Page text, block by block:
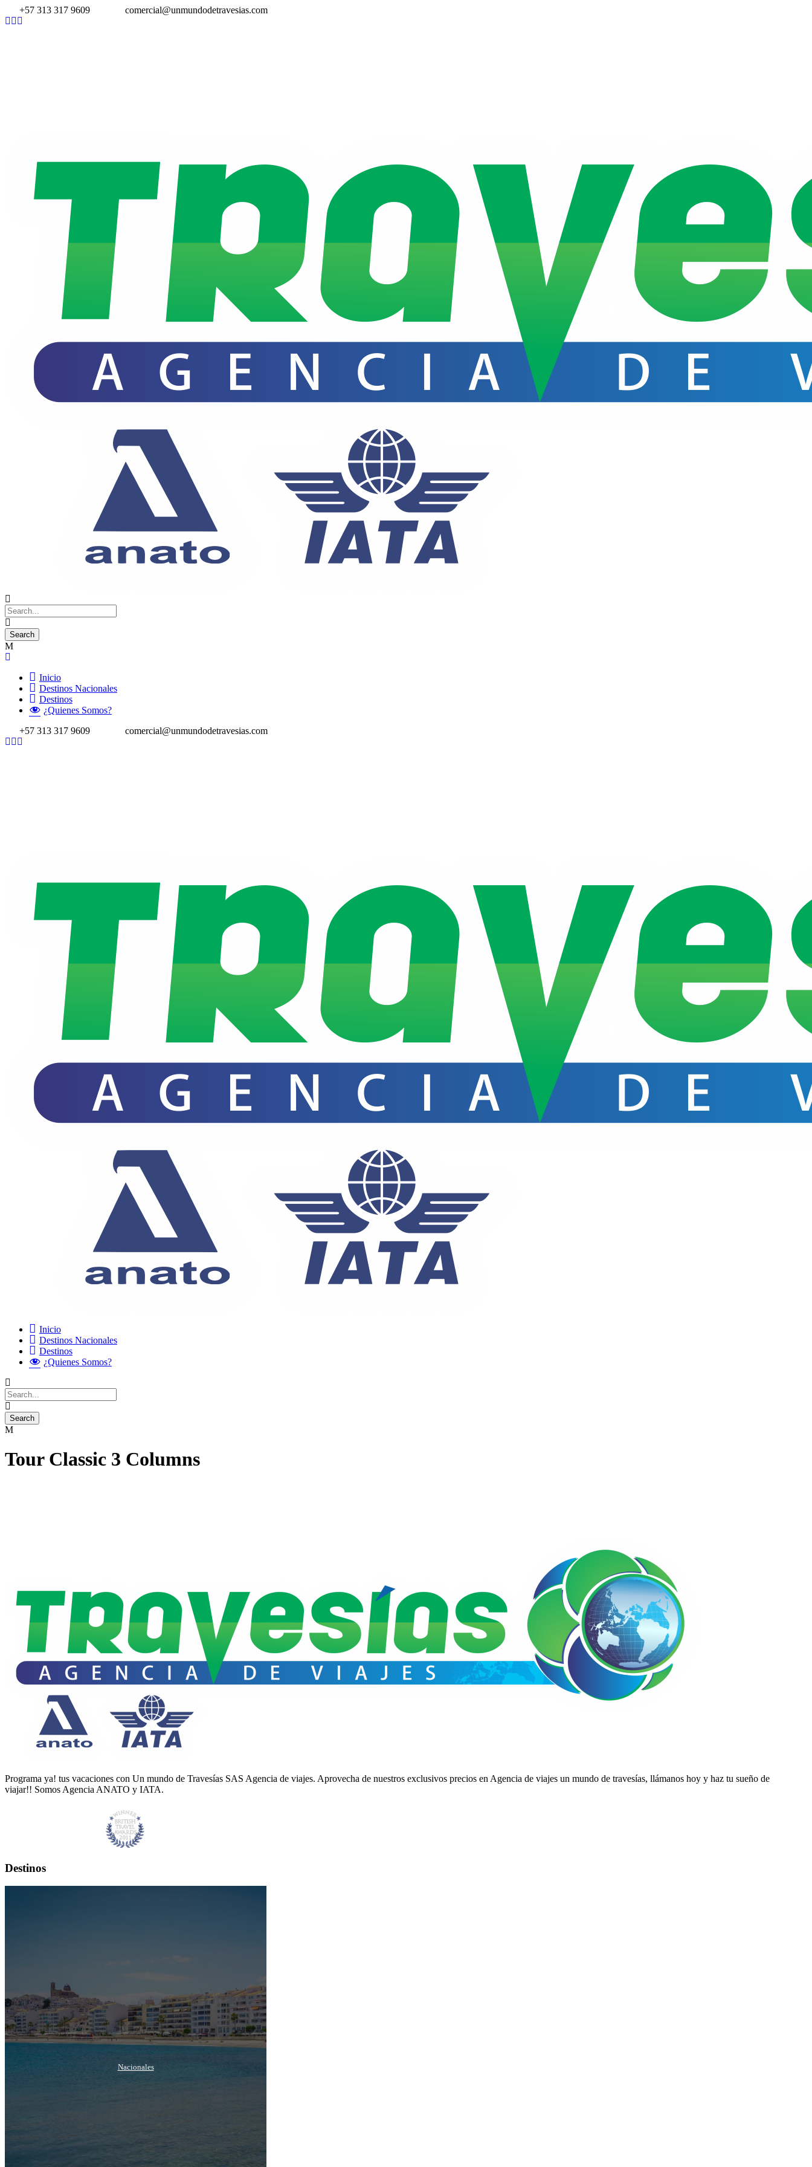
+57 313 317 9609 comercial@unmundodetravesias.com
Inicio
Destinos Nacionales
Destinos
¿Quienes Somos?
+57 313 317 9609
comercial@unmundodetravesias.com
Inicio
Destinos Nacionales
Destinos
¿Quienes Somos?
Tour Classic 3 Columns
Programa ya! tus vacaciones con Un mundo de Travesías SAS Agencia de viajes. Aprovecha de nuestros exclusivos precios en Agencia de viajes un mundo de travesías, llámanos hoy y haz tu sueño de
viajar!! Somos Agencia ANATO y IATA.
Destinos
Nacionales